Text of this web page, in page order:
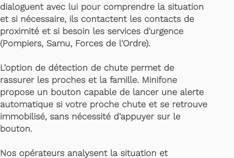
dialoguent avec lui pour comprendre la situation
et si nécessaire, ils contactent les contacts de
proximité et si besoin les services d'urgence
(Pompiers, Samu, Forces de l'Ordre).
L’option de détection de chute permet de
rassurer les proches et la famille. Minifone
propose un bouton capable de lancer une alerte
automatique si votre proche chute et se retrouve
immobilisé, sans nécessité d’appuyer sur le
bouton.
Nos opérateurs analysent la situation et